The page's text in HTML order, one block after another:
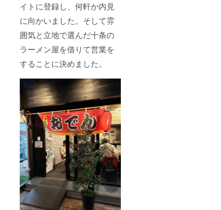
イトに登録し、何軒か内見
に向かいました。そして雰
囲気と立地で選んだ十条の
ラーメン屋を借りて営業を
することに決めました。